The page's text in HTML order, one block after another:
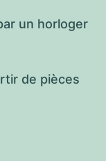
un horloger
de pièces